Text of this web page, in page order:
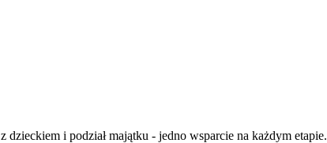
i podział majątku - jedno wsparcie na każdym etapie.